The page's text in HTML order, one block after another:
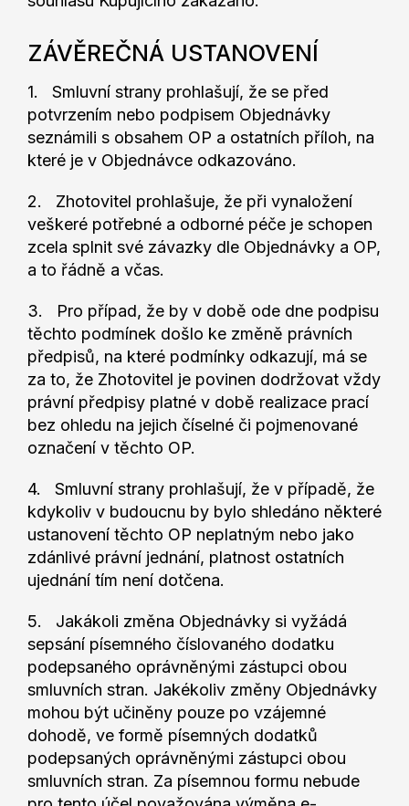
ZÁVĚREČNÁ USTANOVENÍ
1. Smluvní strany prohlašují, že se před
potvrzením nebo podpisem Objednávky
seznámili s obsahem OP a ostatních příloh, na
které je v Objednávce odkazováno.
2. Zhotovitel prohlašuje, že při vynaložení
veškeré potřebné a odborné péče je schopen
zcela splnit své závazky dle Objednávky a OP,
a to řádně a včas.
3. Pro případ, že by v době ode dne podpisu
těchto podmínek došlo ke změně právních
předpisů, na které podmínky odkazují, má se
za to, že Zhotovitel je povinen dodržovat vždy
právní předpisy platné v době realizace prací
bez ohledu na jejich číselné či pojmenované
označení v těchto OP.
4. Smluvní strany prohlašují, že v případě, že
kdykoliv v budoucnu by bylo shledáno některé
ustanovení těchto OP neplatným nebo jako
zdánlivé právní jednání, platnost ostatních
ujednání tím není dotčena.
5. Jakákoli změna Objednávky si vyžádá
sepsání písemného číslovaného dodatku
podepsaného oprávněnými zástupci obou
smluvních stran. Jakékoliv změny Objednávky
mohou být učiněny pouze po vzájemné
dohodě, ve formě písemných dodatků
podepsaných oprávněnými zástupci obou
smluvních stran. Za písemnou formu nebude